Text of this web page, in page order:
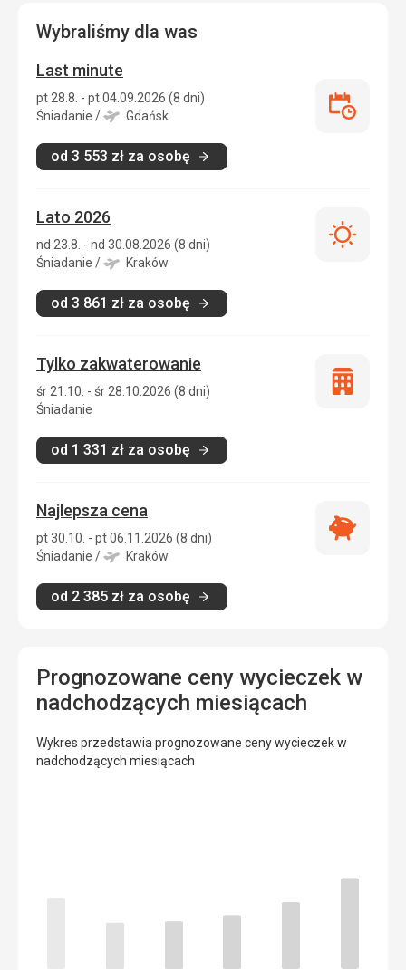
Wybraliśmy dla was
Last minute
pt 28.8. - pt 04.09.2026 (8 dni)
Śniadanie / Gdańsk
od 3 553 zł za osobę
Last
Lato 2026
nd 23.8. - nd 30.08.2026 (8 dni)
Śniadanie / Kraków
od 3 861 zł za osobę
Lato
Tylko zakwaterowanie
śr 21.10. - śr 28.10.2026 (8 dni)
Śniadanie
od 1 331 zł za osobę
Tylko
Najlepsza cena
pt 30.10. - pt 06.11.2026 (8 dni)
Śniadanie / Kraków
od 2 385 zł za osobę
Najlepsza
Prognozowane ceny wycieczek w
nadchodzących miesiącach
Wykres przedstawia prognozowane ceny wycieczek w
nadchodzących miesiącach